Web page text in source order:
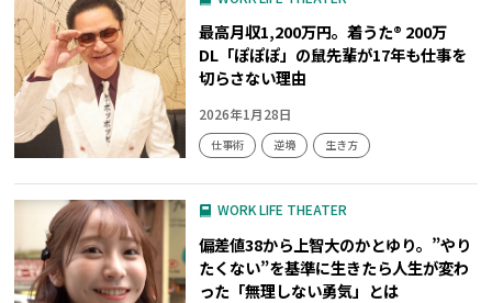
最高月収1,200万円。着うた® 200万
DL「ぽぽぽ」の鼠先輩が17年も仕事を
切らさない理由
2026年1月28日
仕事術 逆境 生き方
WORK LIFE THEATER
偏差値38から上智大のかとゆり。”やり
たくない”を基準に生きたら人生が変わ
った「無理しない勇気」とは